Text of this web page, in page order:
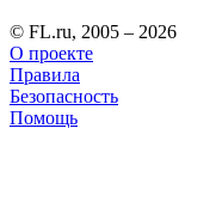
© FL.ru, 2005 – 2026
О проекте
Правила
Безопасность
Помощь